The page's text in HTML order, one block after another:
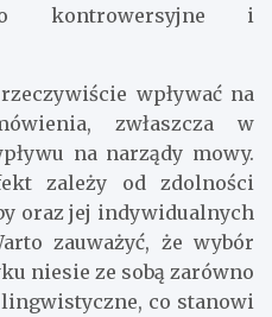
kontrowersyjne i
wpływać na
zwłaszcza w
na narządy mowy.
zależy od zdolności
oraz jej indywidualnych
zauważyć, że wybór
niesie ze sobą zarówno
co stanowi